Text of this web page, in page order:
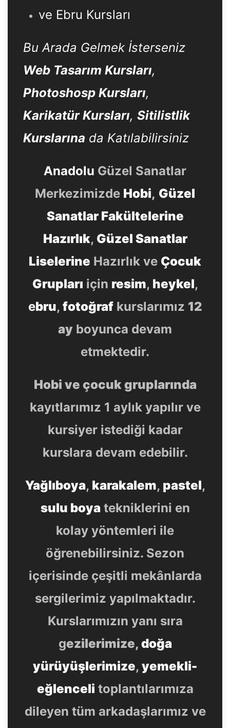
ve Ebru Kursları
Bu Arada Gelmek İsterseniz
Web Tasarım Kursları,
Photoshosp Kursları,
Karikatür Kursları, Sitilistlik
Kurslarına da Katılabilirsiniz
Anadolu Güzel Sanatlar
Merkezimizde Hobi, Güzel
Sanatlar Fakültelerine
Hazırlık, Güzel Sanatlar
Liselerine Hazırlık ve Çocuk
Grupları için resim, heykel,
ebru, fotoğrafkurslarımız 12
ay boyunca devam
etmektedir.
Hobi ve çocuk gruplarında
kayıtlarımız 1 aylık yapılır ve
kursiyer istediği kadar
kurslara devam edebilir.
Yağlıboya, karakalem, pastel,
sulu boyatekniklerini en
kolay yöntemleri ile
öğrenebilirsiniz. Sezon
içerisinde çeşitli mekânlarda
sergilerimiz yapılmaktadır.
Kurslarımızın yanı sıra
gezilerimize, doğa
yürüyüşlerimize, yemekli-
eğlenceli toplantılarımıza
dileyen tüm arkadaşlarımız ve